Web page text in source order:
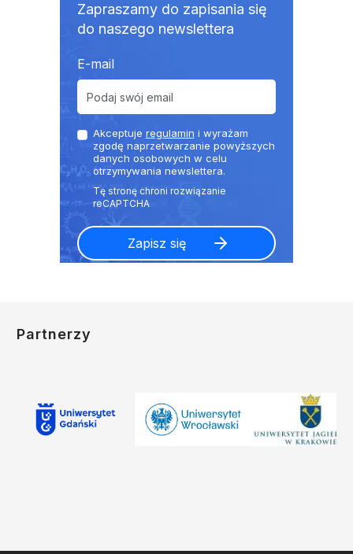
Zapraszamy do zapisania się
do naszego newslettera
E-mail
Akceptuje regulamin i wyrażam
zgodę naprzetwarzanie powyższych
danych osobowych w celu
otrzymywania newslettera.
Partnerzy